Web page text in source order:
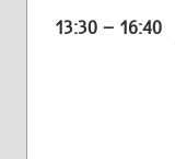
13:30 – 16:40